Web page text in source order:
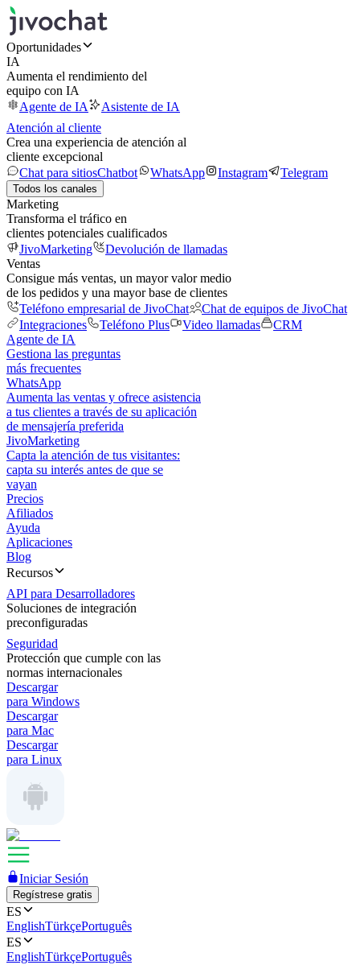
Oportunidades
IA
Aumenta el rendimiento del
equipo con IA
Agente de IA
Asistente de IA
Atención al cliente
Crea una experiencia de atención al
cliente excepcional
Chat para sitiosChatbot WhatsApp Instagram Telegram
Todos los canales
Marketing
Transforma el tráfico en
clientes potenciales cualificados
JivoMarketing
Devolución de llamadas
Ventas
Consigue más ventas, un mayor valor medio
de los pedidos y una mayor base de clientes
Teléfono empresarial de JivoChat
Chat de equipos de JivoChat
Integraciones
Teléfono Plus Video llamadas
CRM
Agente de IA
Gestiona las preguntas
más frecuentes
WhatsApp
Aumenta las ventas y ofrece asistencia
a tus clientes a través de su aplicación
de mensajería preferida
JivoMarketing
Capta la atención de tus visitantes:
capta su interés antes de que se
vayan
Precios
Afiliados
Ayuda
Aplicaciones
Blog
Recursos
API para Desarrolladores
Soluciones de integración
preconfiguradas
Seguridad
Protección que cumple con las
normas internacionales
Descargar
para Windows
Descargar
para Mac
Descargar
para Linux
Iniciar Sesión
Regístrese gratis
ES
EnglishTürkçePortuguês
ES
EnglishTürkçePortuguês